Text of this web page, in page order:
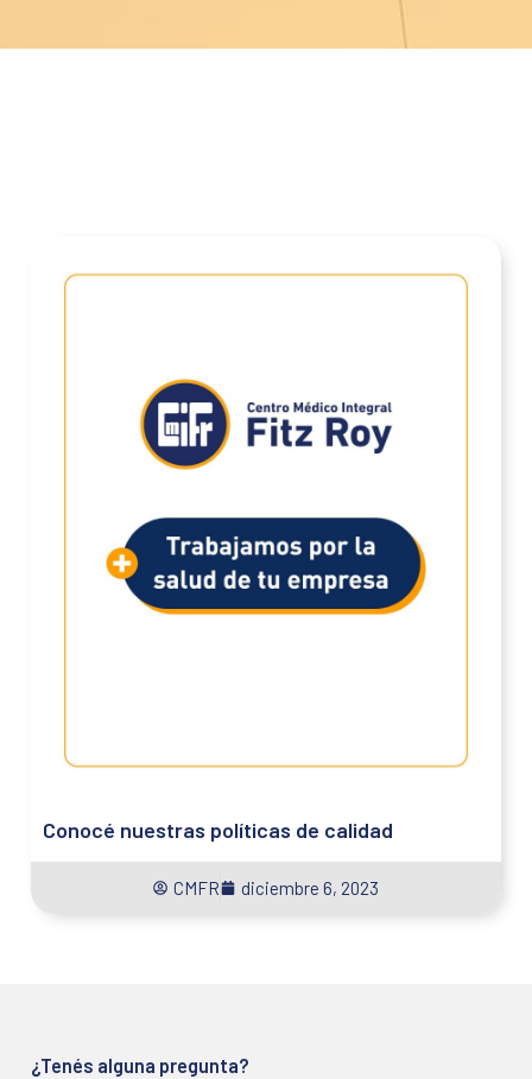
Conocé nuestras políticas de calidad
CMFR diciembre 6, 2023
¿Tenés alguna pregunta?